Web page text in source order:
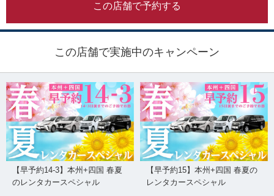
この店舗で予約する
この店舗で実施中のキャンペーン
【早予約14-3】本州+四国 春夏
のレンタカースペシャル
【早予約15】本州+四国 春夏の
レンタカースペシャル